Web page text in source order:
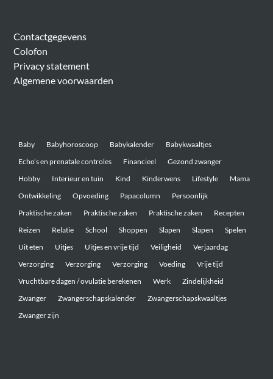
Contactgegevens
Colofon
Privacy statement
Algemene voorwaarden
Baby Babyhoroscoop Babykalender
Babykwaaltjes
Echo’s en prenatale controles
Financieel
Gezond zwanger
Hobby
Interieur en tuin Kind Kinderwens Lifestyle
Mama
Ontwikkeling
Opvoeding Papacolumn
Persoonlijk
Praktische zaken
Praktische zaken Praktische zaken
Recepten
Reizen
Relatie School Shoppen Slapen Slapen
Spelen
Uit eten
Uitjes Uitjes en vrije tijd Veiligheid
Verjaardag
Verzorging
Verzorging Verzorging Voeding
Vrije tijd
Vruchtbare dagen / ovulatie berekenen
Werk
Zindelijkheid
Zwanger
Zwangerschapskalender
Zwangerschapskwaaltjes
Zwanger zijn